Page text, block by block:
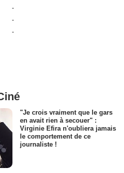
-
-
-
"Je crois vraiment que le gars
en avait rien à secouer" :
Virginie Efira n'oubliera jamais
le comportement de ce
journaliste !